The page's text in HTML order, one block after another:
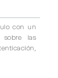
con un
sobre las